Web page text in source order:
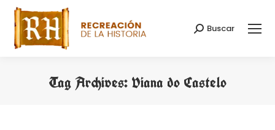
Search:
Buscar
Tag Archives: Viana do Castelo